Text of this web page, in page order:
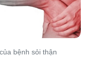
bệnh sỏi thận